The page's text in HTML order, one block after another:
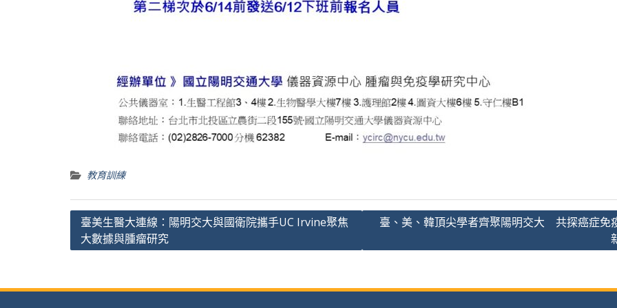
教育訓練
文
章
臺美生醫大連線：陽明交大與國衛院攜手UC Irvine聚焦
大數據與腫瘤研究
臺、美、韓頂尖學者齊聚陽明交大 共探癌症免